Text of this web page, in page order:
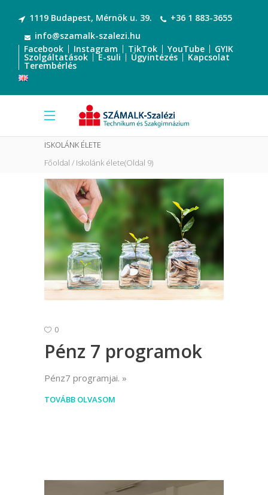
1119 Budapest, Mérnök u. 39.
+36 1 883-3655
info@szamalk-szalezi.hu
Facebook
Instagram TikTok YouTube GYIK
Szolgáltatások E-suli Ügyintézés Kapcsolat
Terembérlés
ISKOLÁNK ÉLETE
Főoldal Iskolánk élete(Oldal 9)
0
Pénz 7 programok
Pénz7 programjai.
TOVÁBB OLVASOM